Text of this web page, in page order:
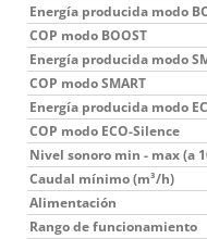
Energía producida modo
COP modo BOOST
Energía producida modo
COP modo SMART
Energía producida modo
COP modo ECO-Silence
Nivel sonoro min - max (a
Caudal mínimo (m³/h)
Alimentación
Rango de funcionamiento